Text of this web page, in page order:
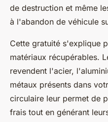
de destruction et même
à l'abandon de véhicule
Cette gratuité s'explique
matériaux récupérables.
revendent l'acier,
métaux présents dans
circulaire leur permet de
frais tout en générant